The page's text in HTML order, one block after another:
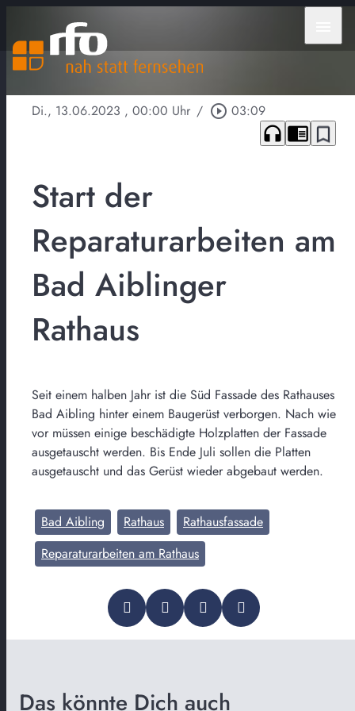
Di., 13.06.2023 , 00:00 Uhr / play_circle_outline 03:09
headphones chrome_reader_mode bookmark_border
Start der
Reparaturarbeiten am
Bad Aiblinger
Rathaus
Seit einem halben Jahr ist die Süd Fassade des Rathauses
Bad Aibling hinter einem Baugerüst verborgen. Nach wie
vor müssen einige beschädigte Holzplatten der Fassade
ausgetauscht werden. Bis Ende Juli sollen die Platten
ausgetauscht und das Gerüst wieder abgebaut werden.
Bad Aibling Rathaus
Rathausfassade
Reparaturarbeiten am Rathaus
Das könnte Dich auch